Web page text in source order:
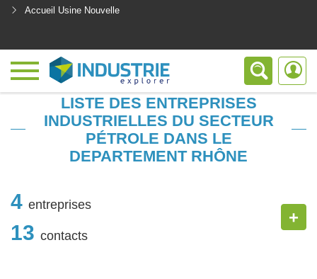
Accueil Usine Nouvelle
LISTE DES ENTREPRISES
INDUSTRIELLES DU SECTEUR
PÉTROLE DANS LE
DEPARTEMENT RHÔNE
4 entreprises
13 contacts
+